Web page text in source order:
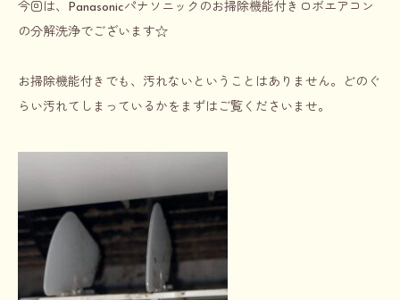
今回は、Panasonicパナソニックのお掃除機能付きロボエアコン
の分解洗浄でございます☆
お掃除機能付きでも、汚れないということはありません。どのぐ
らい汚れてしまっているかをまずはご覧くださいませ。